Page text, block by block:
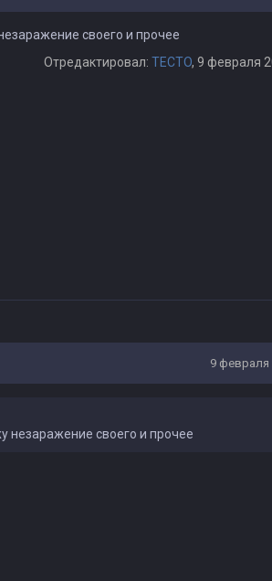
своего и прочее
Отредактировал: TECTO, 9 февраля
9 февраля
незаражение своего и прочее